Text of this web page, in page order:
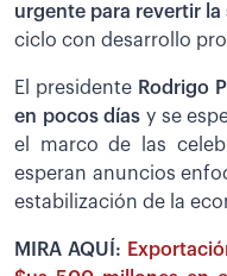
urgente para revertir la
ciclo con desarrollo
El presidente Rodrigo
en pocos días y se
el marco de las
esperan anuncios
estabilización de la
MIRA AQUÍ: